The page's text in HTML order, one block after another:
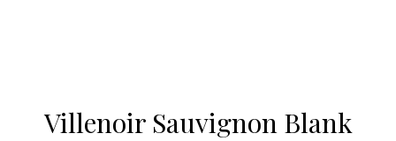
Villenoir Sauvignon Blank